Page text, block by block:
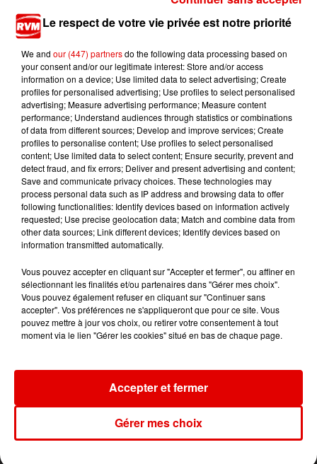
Ardennes - Deux blessés légers dans un accident
TITRES DIFFUSÉS
22h12
22h12
MARTIN GARRIX & ED
SHEERAN
Repeat It
22h10
22h10
GIMS
Soleil
22h07
22h07
SEAN PAUL FEAT. SIA
Dynamite
Le respect de votre vie privée est notre priorité
We and our (447) partnersdo the following data processing based on
your consent and/or our legitimate interest: Store and/or access
information on a device; Use limited data to select advertising; Create
profiles for personalised advertising; Use profiles to select personalised
advertising; Measure advertising performance; Measure content
performance; Understand audiences through statistics or combinations
of data from different sources; Develop and improve services; Create
profiles to personalise content; Use profiles to select personalised
content; Use limited data to select content; Ensure security, prevent and
detect fraud, and fix errors; Deliver and present advertising and content;
Save and communicate privacy choices. These technologies may
process personal data such as IP address and browsing data to offer
following functionalities: Identify devices based on information actively
requested; Use precise geolocation data; Match and combine data from
other data sources; Link different devices; Identify devices based on
information transmitted automatically.
Vous pouvez accepter en cliquant sur "Accepter et fermer", ou affiner en
sélectionnant les finalités et/ou partenaires dans "Gérer mes choix".
Vous pouvez également refuser en cliquant sur "Continuer sans
accepter". Vos préférences ne s'appliqueront que pour ce site. Vous
pouvez mettre à jour vos choix, ou retirer votre consentement à tout
moment via le lien "Gérer les cookies" situé en bas de chaque page.
Gérer mes choix
Accepter et fermer